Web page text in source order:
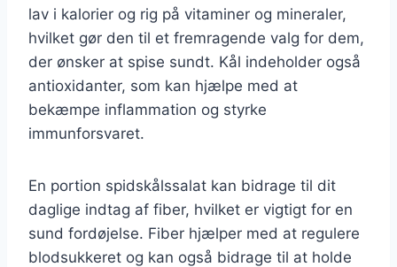
lav i kalorier og rig på vitaminer og mineraler,
hvilket gør den til et fremragende valg for dem,
der ønsker at spise sundt. Kål indeholder også
antioxidanter, som kan hjælpe med at
bekæmpe inflammation og styrke
immunforsvaret.
En portion spidskålssalat kan bidrage til dit
daglige indtag af fiber, hvilket er vigtigt for en
sund fordøjelse. Fiber hjælper med at regulere
blodsukkeret og kan også bidrage til at holde